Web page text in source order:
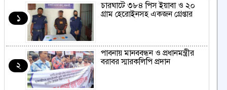
১
চারঘাটে ৩৮৪ পিস ইয়াবা ও ২০
গ্রাম হেরোইনসহ একজন গ্রেপ্তার
২
পাবনায় মানববন্ধন ও প্রধানমন্ত্রীর
বরাবর স্মারকলিপি প্রদান